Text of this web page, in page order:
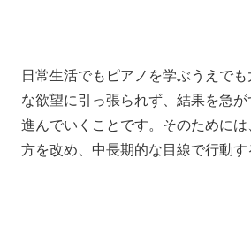
日常生活でもピアノを学ぶうえで
な欲望に引っ張られず、結果を急
進んでいくことです。そのためには
方を改め、中長期的な目線で行動す